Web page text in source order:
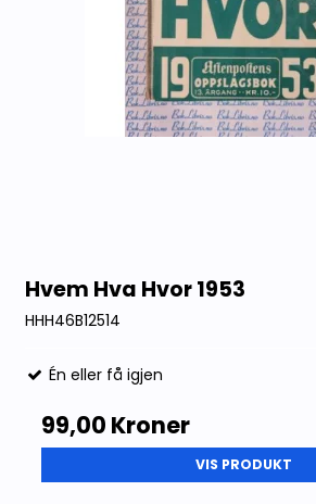
Hvem Hva Hvor 1953
HHH46B12514
Én eller få igjen
99,00 Kroner
VIS PRODUKT